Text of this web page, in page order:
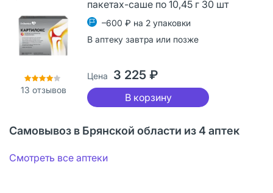
13 отзывов
пакетах-саше по 10,45 г 30 шт
–600 ₽ на 2 упаковки
В аптеку завтра или позже
Цена 3 225 ₽
В корзину
Самовывоз в Брянской области из 4 аптек
Смотреть все аптеки